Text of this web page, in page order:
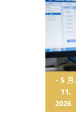
- 5 月.
11,
2026